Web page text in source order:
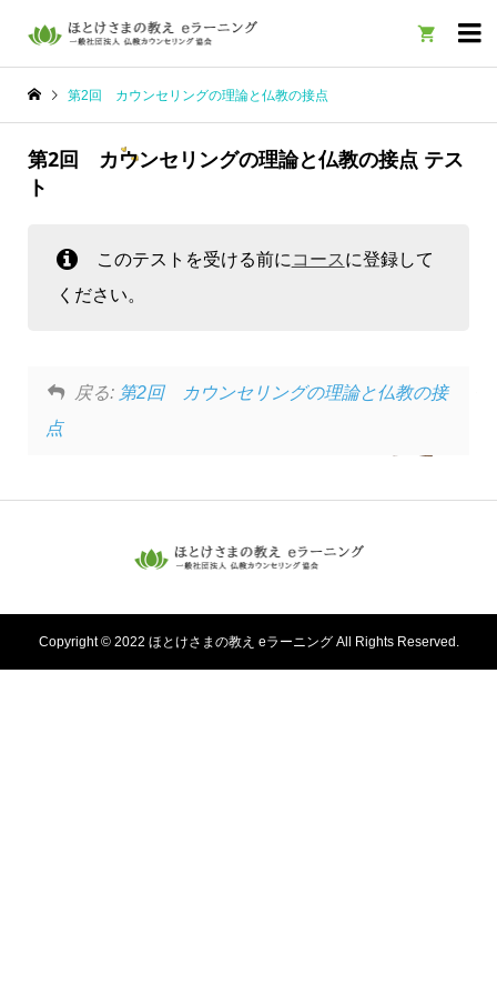

第2回 カウンセリングの理論と仏教の接点
第2回 カウンセリングの理論と仏教の接点 テス
ト
このテストを受ける前に コース に登録して
ください。
戻る: 第2回 カウンセリングの理論と仏教の接
点
Copyright © 2022 ほとけさまの教え eラーニング All Rights Reserved.